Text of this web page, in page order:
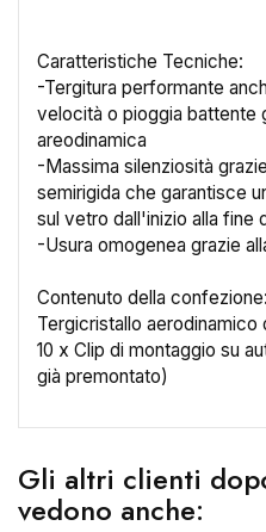
Caratteristiche Tecniche:
-Tergitura performante
velocità o pioggia battente
areodinamica
-Massima silenziosità
semirigida che garantisce
sul vetro dall'inizio alla fine
-Usura omogenea grazie
Contenuto della confezione:
Tergicristallo aerodinamico
10 x Clip di montaggio su
già premontato)
Gli altri clienti
vedono anche:
Crea lista dei
Nome lista dei desideri
Annulla